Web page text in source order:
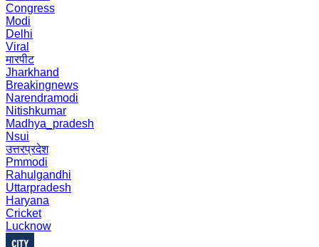
Congress
Modi
Delhi
Viral
मारपीट
Jharkhand
Breakingnews
Narendramodi
Nitishkumar
Madhya_pradesh
Nsui
उत्तरप्रदेश
Pmmodi
Rahulgandhi
Uttarpradesh
Haryana
Cricket
Lucknow